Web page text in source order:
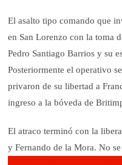
El asalto tipo comando que
en San Lorenzo con la toma
Pedro Santiago Barrios y su
Posteriormente el operativo
privaron de su libertad a
ingreso a la bóveda de
El atraco terminó con la
y Fernando de la Mora. No